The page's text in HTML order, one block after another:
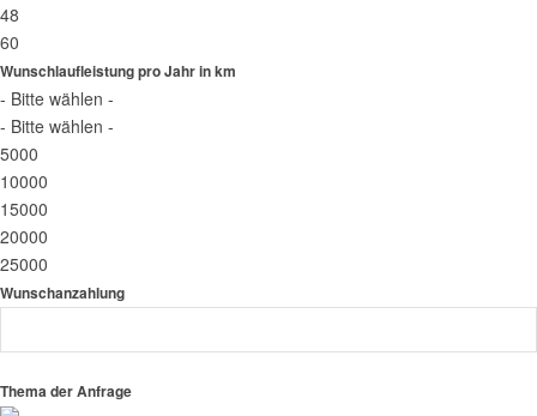
48
60
Wunschlaufleistung pro Jahr in km
- Bitte wählen -
- Bitte wählen -
5000
10000
15000
20000
25000
Wunschanzahlung
Thema der Anfrage